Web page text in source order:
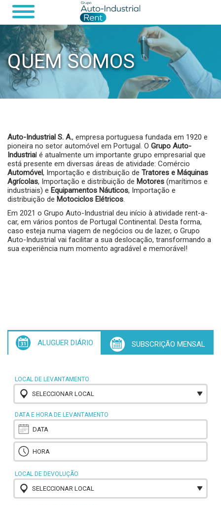
QUEM SOMOS
Auto-Industrial S. A., empresa portuguesa fundada em 1920 e
pioneira no setor automóvel em Portugal. O Grupo Auto-
Industrial é atualmente um importante grupo empresarial que
está presente em diversas áreas de atividade: Comércio
Automóvel, Importação e distribuição de Tratores e Máquinas
Agrícolas, Importação e distribuição de Motores (marítimos e
industriais) e Equipamentos Náuticos, Importação e
distribuição de Motociclos Elétricos.
Em 2021 o Grupo Auto-Industrial deu início à atividade rent-a-
car, em vários pontos de Portugal Continental. Desta forma,
caso esteja numa viagem de negócios ou de lazer, o Grupo
Auto-Industrial vai facilitar a sua deslocação, transformando a
sua experiência num momento agradável e memorável!
ALUGUER DIÁRIO SUBSCRIÇÃO MENSAL
LOCAL DE LEVANTAMENTO
SELECCIONAR LOCAL
DATA E HORA DE LEVANTAMENTO
LOCAL DE DEVOLUÇÃO
SELECCIONAR LOCAL